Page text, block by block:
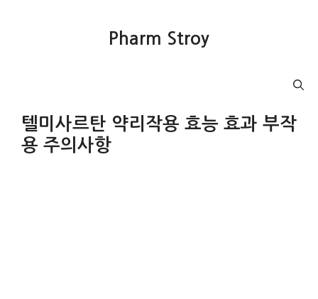
Pharm Stroy
텔미사르탄 약리작용 효능 효과 부작
용 주의사항